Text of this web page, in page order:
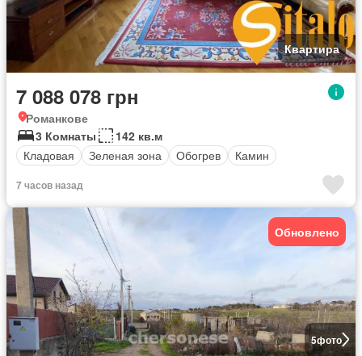
Квартира
7 088 078 грн
Романкове
3 Комнаты
142 кв.м
Кладовая
Зеленая зона Обогрев Камин
7 часов назад
5фото
Обновлено